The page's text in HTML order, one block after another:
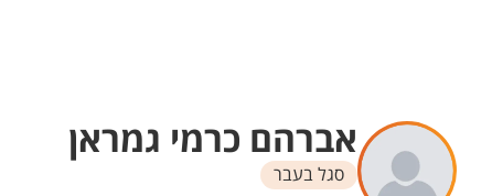
אברהם כרמי גמראן
סגל בעבר